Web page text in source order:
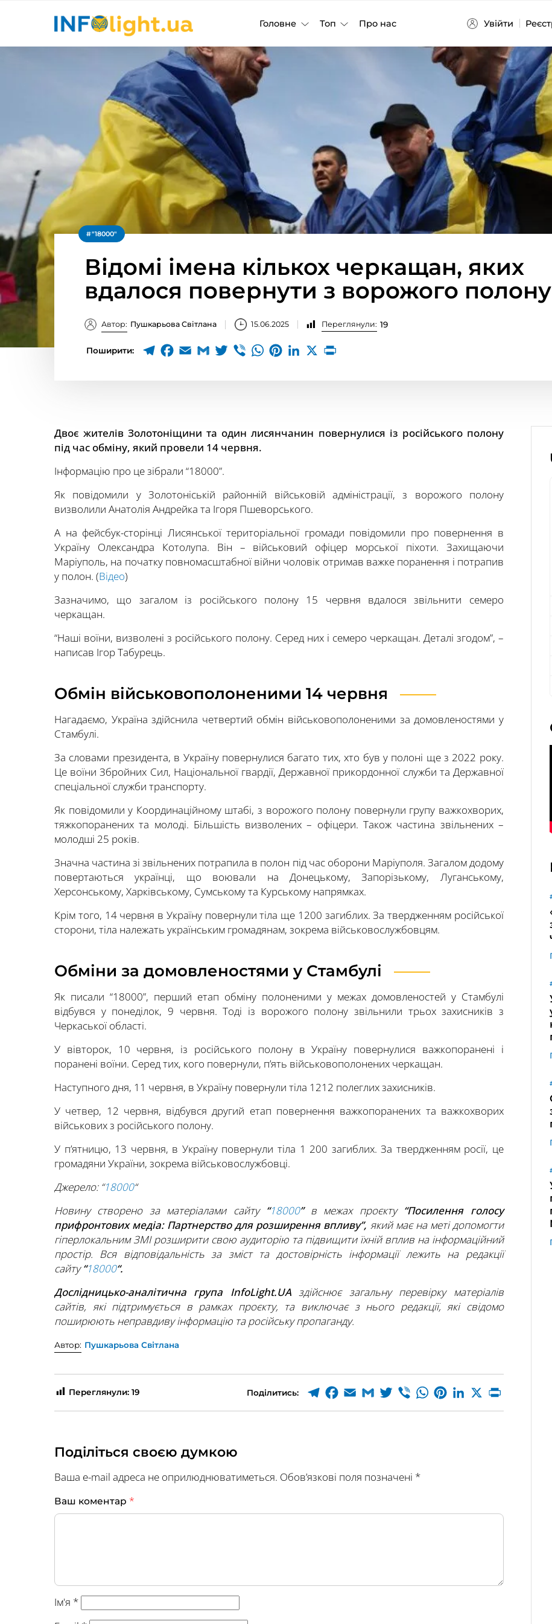
Головне Топ Про нас Увійти
"18000"
Відомі імена кількох черкащан, яких
вдалося повернути з ворожого полону
Автор: Пушкарьова Світлана 15.06.2025 Переглянули: 19
Поширити:
Двоє жителів Золотоніщини та один лисянчанин повернулися із російського полону
під час обміну, який провели 14 червня.
Інформацію про це зібрали “18000”.
Як повідомили у Золотоніській районній військовій адміністрації, з ворожого полону
визволили Анатолія Андрейка та Ігоря Пшеворського.
А на фейсбук-сторінці Лисянської територіальної громади повідомили про повернення в
Україну Олександра Котолупа. Він – військовий офіцер морської піхоти. Захищаючи
Маріуполь, на початку повномасштабної війни чоловік отримав важке поранення і потрапив
у полон. (Відео)
Зазначимо, що загалом із російського полону 15 червня вдалося звільнити семеро
черкащан.
“Наші воїни, визволені з російського полону. Серед них і семеро черкащан. Деталі згодом”, –
написав Ігор Табурець.
Обмін військовополоненими 14 червня
Нагадаємо, Україна здійснила четвертий обмін військовополоненими за домовленостями у
Стамбулі.
За словами президента, в Україну повернулися багато тих, хто був у полоні ще з 2022 року.
Це воїни Збройних Сил, Національної гвардії, Державної прикордонної служби та Державної
спеціальної служби транспорту.
Як повідомили у Координаційному штабі, з ворожого полону повернули групу важкохворих,
тяжкопоранених та молоді. Більшість визволених – офіцери. Також частина звільнених –
молодші 25 років.
Значна частина зі звільнених потрапила в полон під час оборони Маріуполя. Загалом додому
повертаються українці, що воювали на Донецькому, Запорізькому, Луганському,
Херсонському, Харківському, Сумському та Курському напрямках.
Крім того, 14 червня в Україну повернули тіла ще 1200 загиблих. За твердженням російської
сторони, тіла належать українським громадянам, зокрема військовослужбовцям.
Обміни за домовленостями у Стамбулі
Як писали “18000”, перший етап обміну полоненими у межах домовленостей у Стамбулі
відбувся у понеділок, 9 червня. Тоді із ворожого полону звільнили трьох захисників з
Черкаської області.
У вівторок, 10 червня, із російського полону в Україну повернулися важкопоранені і
поранені воїни. Серед тих, кого повернули, п’ять військовополонених черкащан.
Наступного дня, 11 червня, в Україну повернули тіла 1212 полеглих захисників.
У четвер, 12 червня, відбувся другий етап повернення важкопоранених та важкохворих
військових з російського полону.
У п’ятницю, 13 червня, в Україну повернули тіла 1 200 загиблих. За твердженням росії, це
громадяни України, зокрема військовослужбовці.
Джерело: “18000“
Новину створено за матеріалами сайту “18000” в межах проєкту “Посилення голосу
прифронтових медіа: Партнерство для розширення впливу”, який має на меті допомогти
гіперлокальним ЗМІ розширити свою аудиторію та підвищити їхній вплив на інформаційний
простір. Вся відповідальність за зміст та достовірність інформації лежить на редакції
сайту“18000“.
Дослідницько-аналітична група InfoLight.UAздійснює загальну перевірку матеріалів
сайтів, які підтримується в рамках проєкту, та виключає з нього редакції, які свідомо
поширюють неправдиву інформацію та російську пропаганду.
Автор: Пушкарьова Світлана
Переглянули: 19 Поділитись:
Поділіться своєю думкою
Ваша e-mail адреса не оприлюднюватиметься. Обов’язкові поля позначені *
Ваш коментар *
Ім'я *